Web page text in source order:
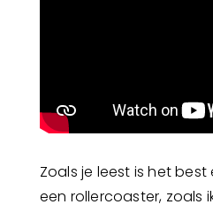
Zoals je leest is het
een rollercoaster, zoals